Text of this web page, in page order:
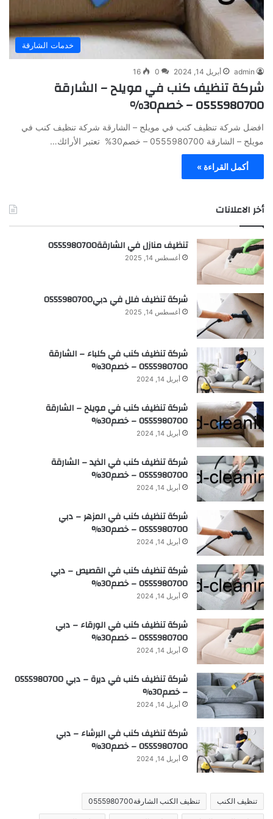
خدمات الشارقة
admin أبريل 14, 2024 0
16
شركة تنظيف كنب في مويلح – الشارقة
0555980700 – خصم30%
افضل شركة تنظيف كنب في مويلح – الشارقة شركة تنظيف كنب في
مويلح – الشارقة 0555980700 – خصم30% تعتبر الأرائك…
أكمل القراءة »
أخر الاعلانات
تنظيف منازل في الشارقة0555980700
أغسطس 14, 2025
شركة تنظيف فلل في دبي0555980700
أغسطس 14, 2025
شركة تنظيف كنب في كلباء – الشارقة
0555980700 – خصم30%
أبريل 14, 2024
شركة تنظيف كنب في مويلح – الشارقة
0555980700 – خصم30%
أبريل 14, 2024
شركة تنظيف كنب في الذيد – الشارقة
0555980700 – خصم30%
أبريل 14, 2024
شركة تنظيف كنب في المزهر – دبي
0555980700 – خصم30%
أبريل 14, 2024
شركة تنظيف كنب في القصيص – دبي
0555980700 – خصم30%
أبريل 14, 2024
شركة تنظيف كنب في الورقاء – دبي
0555980700 – خصم30%
أبريل 14, 2024
شركة تنظيف كنب في ديرة – دبي 0555980700
– خصم30%
أبريل 14, 2024
شركة تنظيف كنب في البرشاء – دبي
0555980700 – خصم30%
أبريل 14, 2024
تنظيف الكنب تنظيف الكنب الشارقة0555980700